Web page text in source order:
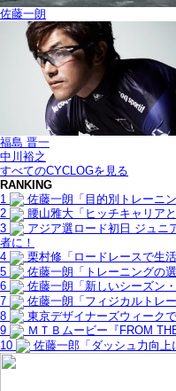
佐藤一朗
福島 晋一
中川裕之
すべてのCYCLOGを見る
RANKING
1
佐藤一朗「目的別トレーニ
2
腰山雅大「ヒッチキャリア
3
アジア選ロード初日 ジュニ
者に！
4
栗村修「ロードレースで生
5
佐藤一朗「トレーニングの選
6
佐藤一朗「新しいシーズン
7
佐藤一朗「フィジカルトレ
8
東京デザイナーズウィーク
9
ＭＴＢムービー『FROM
10
佐藤一郎「ダッシュ力向